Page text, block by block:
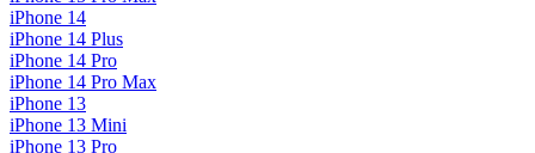
iPhone 14
iPhone 14 Plus
iPhone 14 Pro
iPhone 14 Pro Max
iPhone 13
iPhone 13 Mini
iPhone 13 Pro